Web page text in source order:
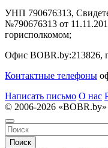
УНП 790676313,
№790676313 от
горисполкомом;
Офис BOBR.by:213826,
Контактные телефоны
Написать письмо О нас
© 2006-2026 «BOBR.by»
Поиск